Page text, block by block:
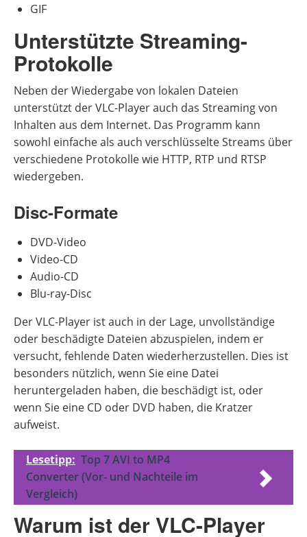
GIF
Unterstützte Streaming-
Protokolle
Neben der Wiedergabe von lokalen Dateien
unterstützt der VLC-Player auch das Streaming von
Inhalten aus dem Internet. Das Programm kann
sowohl einfache als auch verschlüsselte Streams über
verschiedene Protokolle wie HTTP, RTP und RTSP
wiedergeben.
Disc-Formate
DVD-Video
Video-CD
Audio-CD
Blu-ray-Disc
Der VLC-Player ist auch in der Lage, unvollständige
oder beschädigte Dateien abzuspielen, indem er
versucht, fehlende Daten wiederherzustellen. Dies ist
besonders nützlich, wenn Sie eine Datei
heruntergeladen haben, die beschädigt ist, oder
wenn Sie eine CD oder DVD haben, die Kratzer
aufweist.
Lesetipp: Top 7 AVI to MP4
Converter (Vor- und Nachteile im
Vergleich)
Warum ist der VLC-Player